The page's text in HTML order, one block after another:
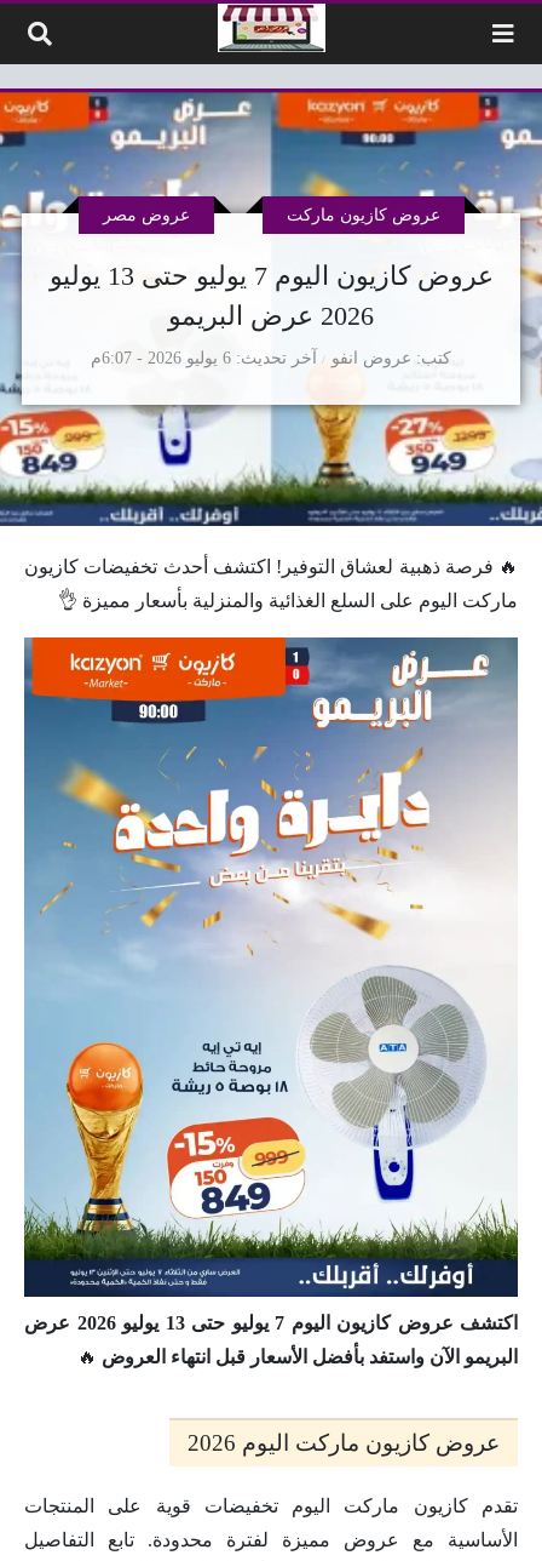
عروض كازيون اليوم 7 يوليو حتى 13 يوليو
2026 عرض البريمو
كتب عروض انفو
عروض كازيون ماركت عروض مصر
آخر تحديث 6 يوليو 2026 - 6:07م
🔥 فرصة ذهبية لعشاق التوفير! اكتشف أحدث تخفيضات كازيون
ماركت اليوم على السلع الغذائية والمنزلية بأسعار مميزة 👌
اكتشف عروض كازيون اليوم 7 يوليو حتى 13 يوليو 2026 عرض
البريمو الآن واستفد بأفضل الأسعار قبل انتهاء العروض 🔥
عروض كازيون ماركت اليوم 2026
تقدم كازيون ماركت اليوم تخفيضات قوية على المنتجات
الأساسية مع عروض مميزة لفترة محدودة. تابع التفاصيل